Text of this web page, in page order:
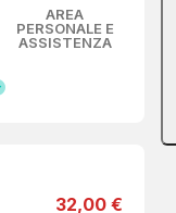
AREA
PERSONALE E
ASSISTENZA
32,00 €